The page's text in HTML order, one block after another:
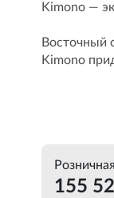
Kimono —
Восточный
Kimono
155